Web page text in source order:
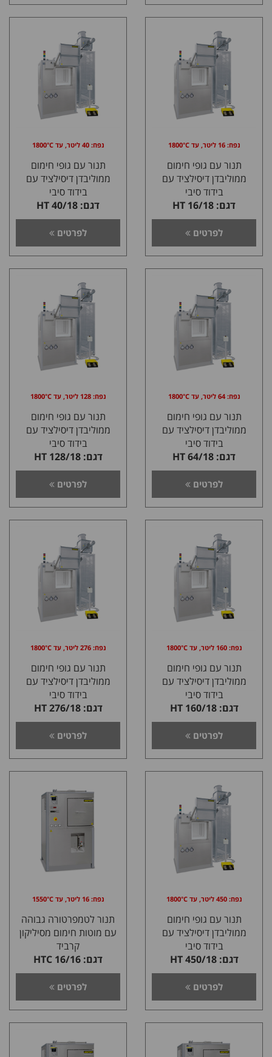
נפח: 16 ליטר, עד 1800°C
תנור עם גופי חימום
ממוליבדן דיסילציד עם
בידוד סיבי
דגם: HT 16/18
לפרטים
נפח: 40 ליטר, עד 1800°C
תנור עם גופי חימום
ממוליבדן דיסילציד עם
בידוד סיבי
דגם: HT 40/18
לפרטים
נפח: 64 ליטר, עד 1800°C
תנור עם גופי חימום
ממוליבדן דיסילציד עם
בידוד סיבי
דגם: HT 64/18
לפרטים
נפח: 128 ליטר, עד 1800°C
תנור עם גופי חימום
ממוליבדן דיסילציד עם
בידוד סיבי
דגם: HT 128/18
לפרטים
נפח: 160 ליטר, עד 1800°C
תנור עם גופי חימום
ממוליבדן דיסילציד עם
בידוד סיבי
דגם: HT 160/18
לפרטים
נפח: 276 ליטר, עד 1800°C
תנור עם גופי חימום
ממוליבדן דיסילציד עם
בידוד סיבי
דגם: HT 276/18
לפרטים
נפח: 450 ליטר, עד 1800°C
תנור עם גופי חימום
ממוליבדן דיסילציד עם
בידוד סיבי
דגם: HT 450/18
לפרטים
נפח: 16 ליטר, עד 1550°C
תנור לטמפרטורה גבוהה
עם מוטות חימום מסיליקון
קרביד
דגם: HTC 16/16
לפרטים